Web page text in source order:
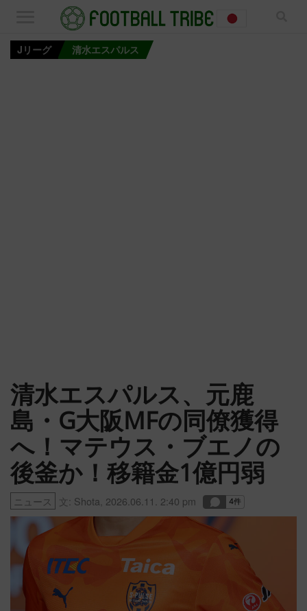
Jリーグ 清水エスパルス
清水エスパルス、元鹿
島・G大阪MFの同僚獲得
へ！マテウス・ブエノの
後釜か！移籍金1億円弱
ニュース 文: Shota 2026.06.11. 2:40 pm